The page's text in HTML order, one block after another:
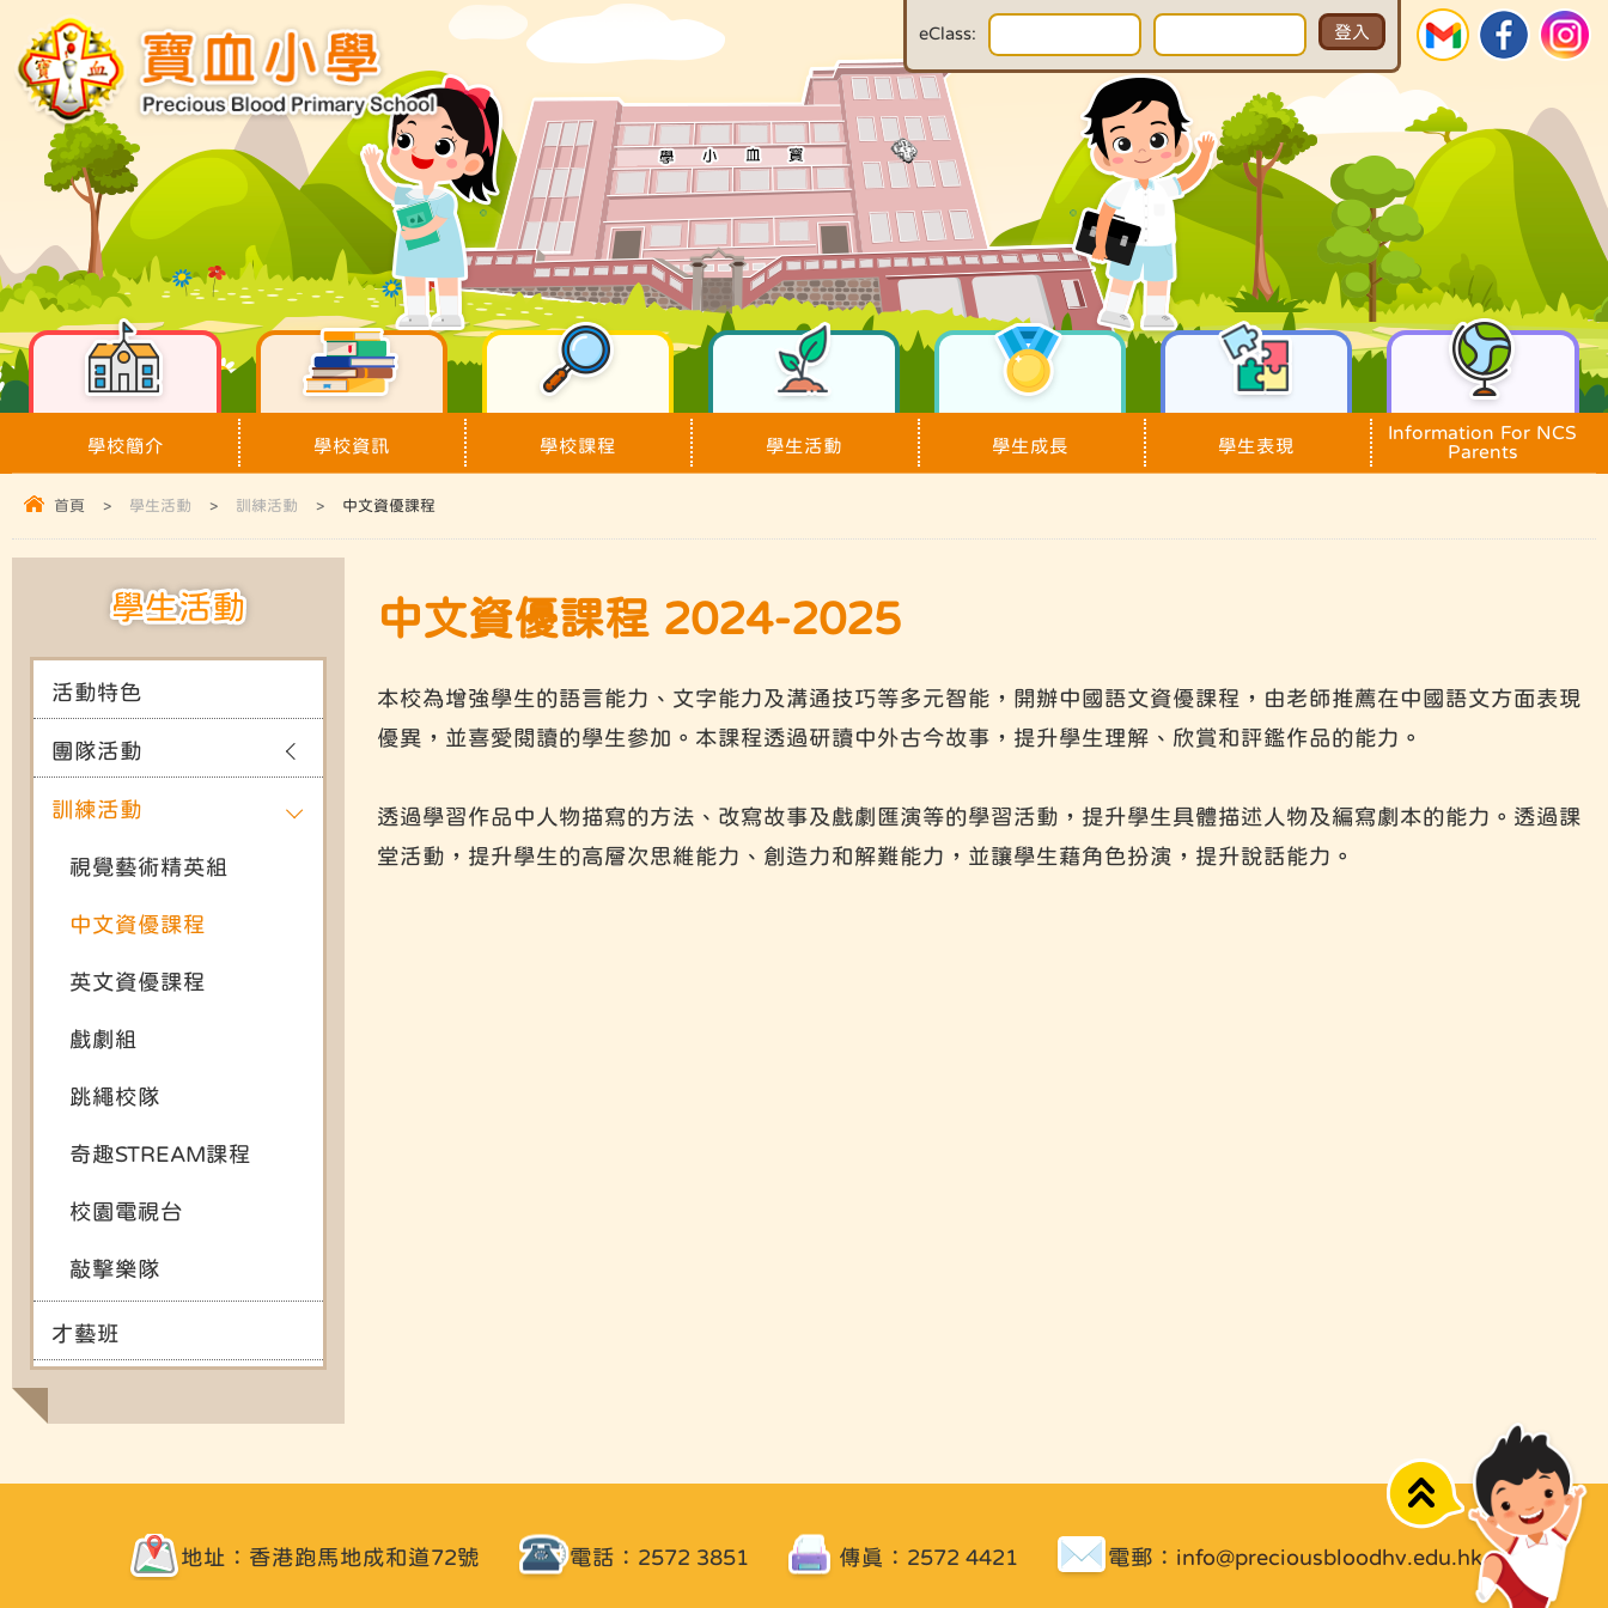
eClass:
學校簡介 學校資訊 學校課程 學生活動 學生成長 學生表現
Information For NCS
Parents
首頁 > 學生活動 > 訓練活動 > 中文資優課程
中文資優課程 2024-2025
本校為增強學生的語言能力、文字能力及溝通技巧等多元智能，開辦中國語文資優課程，由老師推薦在中國語文方面表現
優異，並喜愛閱讀的學生參加。本課程透過研讀中外古今故事，提升學生理解、欣賞和評鑑作品的能力。
透過學習作品中人物描寫的方法、改寫故事及戲劇匯演等的學習活動，提升學生具體描述人物及編寫劇本的能力。透過課
堂活動，提升學生的高層次思維能力、創造力和解難能力，並讓學生藉角色扮演，提升說話能力。
學生活動
活動特色
團隊活動
訓練活動
視覺藝術精英組
中文資優課程
英文資優課程
戲劇組
跳繩校隊
奇趣STREAM課程
校園電視台
敲擊樂隊
才藝班
地址：香港跑馬地成和道72號 電話：2572 3851 傳真：2572 4421 電郵： info@preciousbloodhv.edu.hk
Top